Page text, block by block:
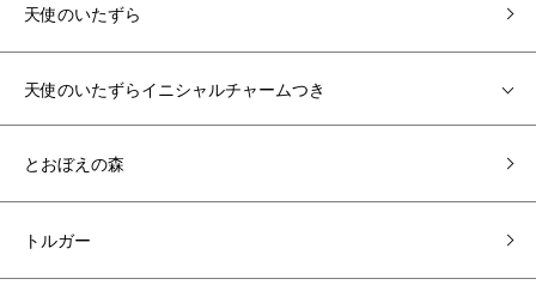
天使のいたずら
天使のいたずらイニシャルチャームつき
とおぼえの森
トルガー